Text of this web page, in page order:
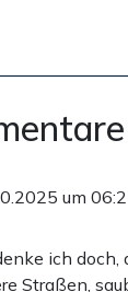
um
ich
Straßen,